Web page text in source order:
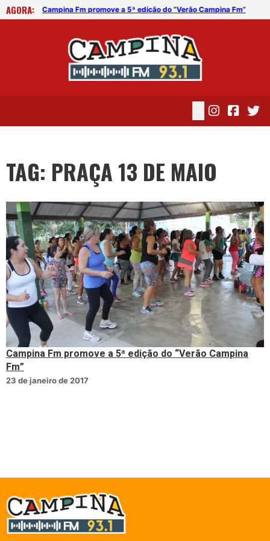
AGORA:
Fm” Campina Fm promove a 5ª edição do “Verão Campina Fm”
TAG: PRAÇA 13 DE MAIO
Campina Fm promove a 5ª edição do “Verão Campina
Fm”
23 de janeiro de 2017